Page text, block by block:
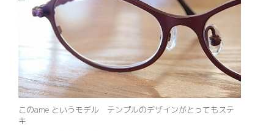
このame というモデル テンプルのデザインがとってもステ
キ